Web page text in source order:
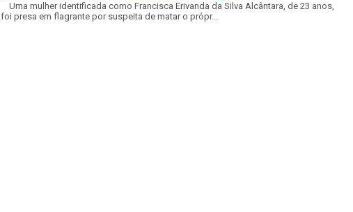
Uma mulher identificada como Francisca Erivanda da Silva Alcântara, de 23 anos,
foi presa em flagrante por suspeita de matar o própr...